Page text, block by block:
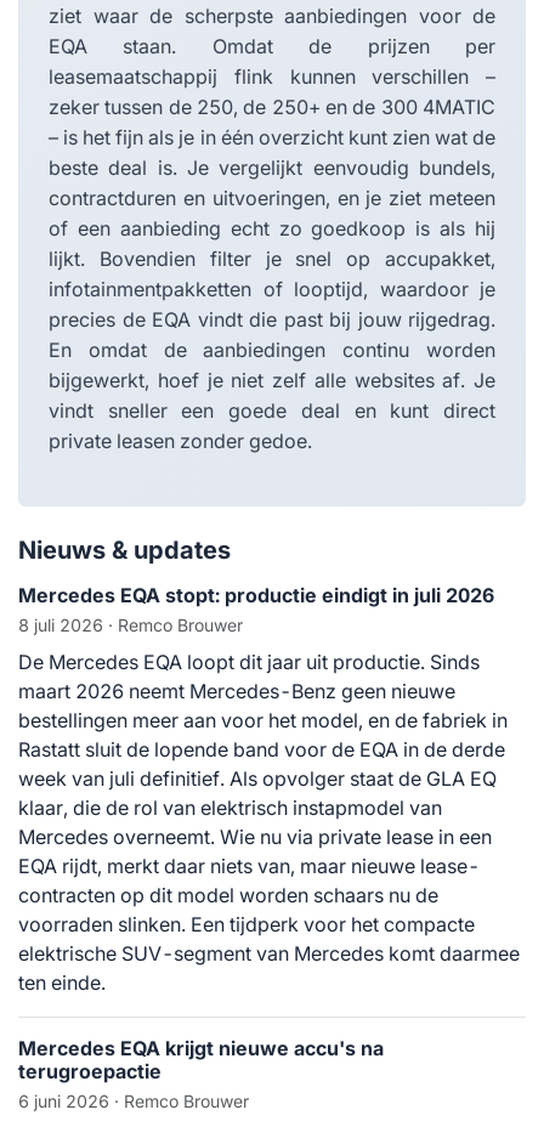
ziet waar de scherpste aanbiedingen voor de
EQA staan. Omdat de prijzen per
leasemaatschappij flink kunnen verschillen –
zeker tussen de 250, de 250+ en de 300 4MATIC
– is het fijn als je in één overzicht kunt zien wat de
beste deal is. Je vergelijkt eenvoudig bundels,
contractduren en uitvoeringen, en je ziet meteen
of een aanbieding echt zo goedkoop is als hij
lijkt. Bovendien filter je snel op accupakket,
infotainmentpakketten of looptijd, waardoor je
precies de EQA vindt die past bij jouw rijgedrag.
En omdat de aanbiedingen continu worden
bijgewerkt, hoef je niet zelf alle websites af. Je
vindt sneller een goede deal en kunt direct
private leasen zonder gedoe.
Nieuws & updates
Mercedes EQA stopt: productie eindigt in juli 2026
8 juli 2026 · Remco Brouwer
De Mercedes EQA loopt dit jaar uit productie. Sinds
maart 2026 neemt Mercedes-Benz geen nieuwe
bestellingen meer aan voor het model, en de fabriek in
Rastatt sluit de lopende band voor de EQA in de derde
week van juli definitief. Als opvolger staat de GLA EQ
klaar, die de rol van elektrisch instapmodel van
Mercedes overneemt. Wie nu via private lease in een
EQA rijdt, merkt daar niets van, maar nieuwe lease-
contracten op dit model worden schaars nu de
voorraden slinken. Een tijdperk voor het compacte
elektrische SUV-segment van Mercedes komt daarmee
ten einde.
Mercedes EQA krijgt nieuwe accu's na
terugroepactie
6 juni 2026 · Remco Brouwer